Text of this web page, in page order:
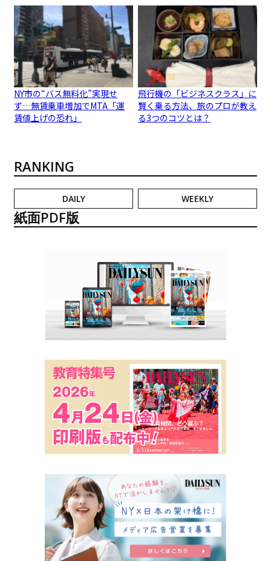
NY市の“バス無料化”実現せ
ず…無賃乗車増加でMTA「運
賃値上げの恐れ」
飛行機の「ビジネスクラス」に
賢く乗る方法、旅のプロが教え
る3つのコツとは？
RANKING
DAILY WEEKLY
紙面PDF版